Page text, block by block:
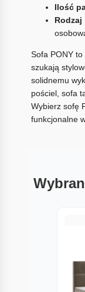
Ilość
Rodzaj
Sofa PONY
szukają
solidnemu
pościel, sofa
Wybierz sofę
funkcjonalne